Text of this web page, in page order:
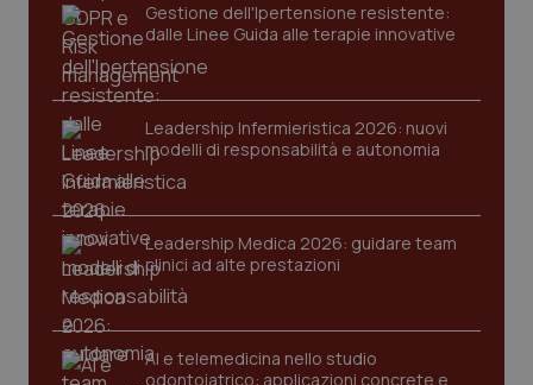
Gestione dell'Ipertensione resistente:
dalle Linee Guida alle terapie innovative
Leadership Infermieristica 2026: nuovi
modelli di responsabilità e autonomia
Leadership Medica 2026: guidare team
clinici ad alte prestazioni
AI e telemedicina nello studio
odontoiatrico: applicazioni concrete e
tracking-sites-ironfish-
tracking-enable
www.quotidianosanita.it